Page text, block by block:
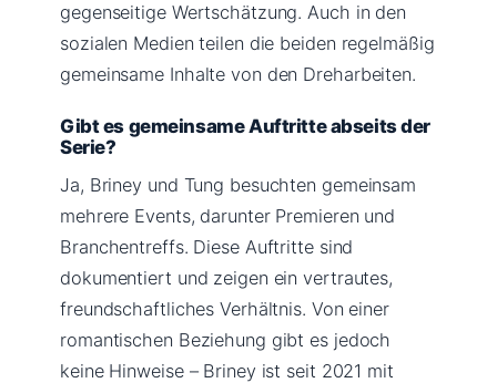
gegenseitige Wertschätzung. Auch in den
sozialen Medien teilen die beiden regelmäßig
gemeinsame Inhalte von den Dreharbeiten.
Gibt es gemeinsame Auftritte abseits der
Serie?
Ja, Briney und Tung besuchten gemeinsam
mehrere Events, darunter Premieren und
Branchentreffs. Diese Auftritte sind
dokumentiert und zeigen ein vertrautes,
freundschaftliches Verhältnis. Von einer
romantischen Beziehung gibt es jedoch
keine Hinweise – Briney ist seit 2021 mit